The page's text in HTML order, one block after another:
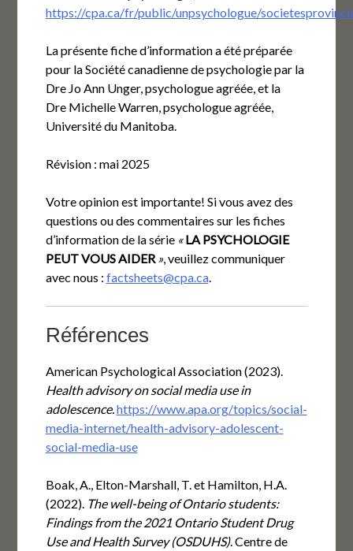
https://cpa.ca/fr/public/unpsychologue/
La présente fiche d’information a été préparée
pour la Société canadienne de psychologie par la
Dre Jo Ann Unger, psychologue agréée, et la
Dre Michelle Warren, psychologue agréée,
Université du Manitoba.
Révision : mai 2025
Votre opinion est importante! Si vous avez des
questions ou des commentaires sur les fiches
d’information de la série «LA PSYCHOLOGIE
PEUT VOUS AIDER», veuillez communiquer
avec nous : factsheets@cpa.ca.
Références
American Psychological Association (2023).
Health advisory on social media use in
adolescence. https://www.apa.org/topics/social-
media-internet/health-advisory-adolescent-
social-media-use
Boak, A., Elton-Marshall, T. et Hamilton, H.A.
(2022). The well-being of Ontario students:
Findings from the 2021 Ontario Student Drug
Use and Health Survey (OSDUHS). Centre de